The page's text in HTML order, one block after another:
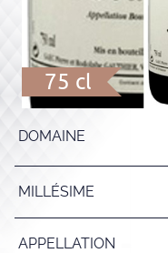
75 cl
DOMAINE
MILLÉSIME
APPELLATION